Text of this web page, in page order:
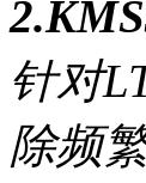
针对
除频